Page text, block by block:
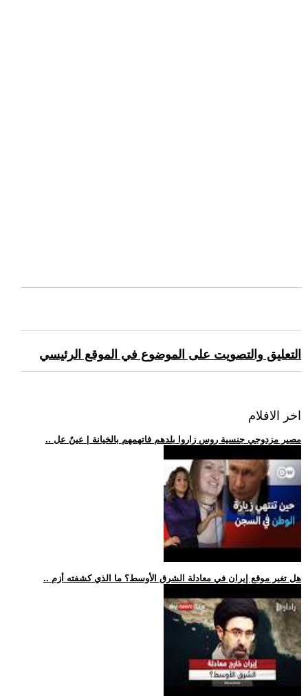
التعليق والتصويت على الموضوع في الموقع الرئيسي
اخر الافلام
.. مصير مزدوجي جنسية روس زاروا بلدهم فاتهمهم بالخيانة | عينٌ عل
.. هل تغير موقع إيران في معادلة الشرق الأوسط؟ ما الذي كشفته أزم